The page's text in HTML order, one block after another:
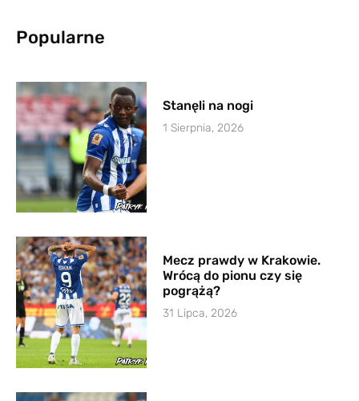
Popularne
Stanęli na nogi
1 Sierpnia, 2026
Mecz prawdy w Krakowie.
Wrócą do pionu czy się
pogrążą?
31 Lipca, 2026